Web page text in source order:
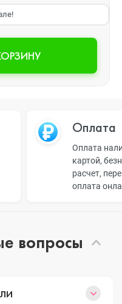
Оплата
Оплата
картой,
расчет,
оплата
вопросы